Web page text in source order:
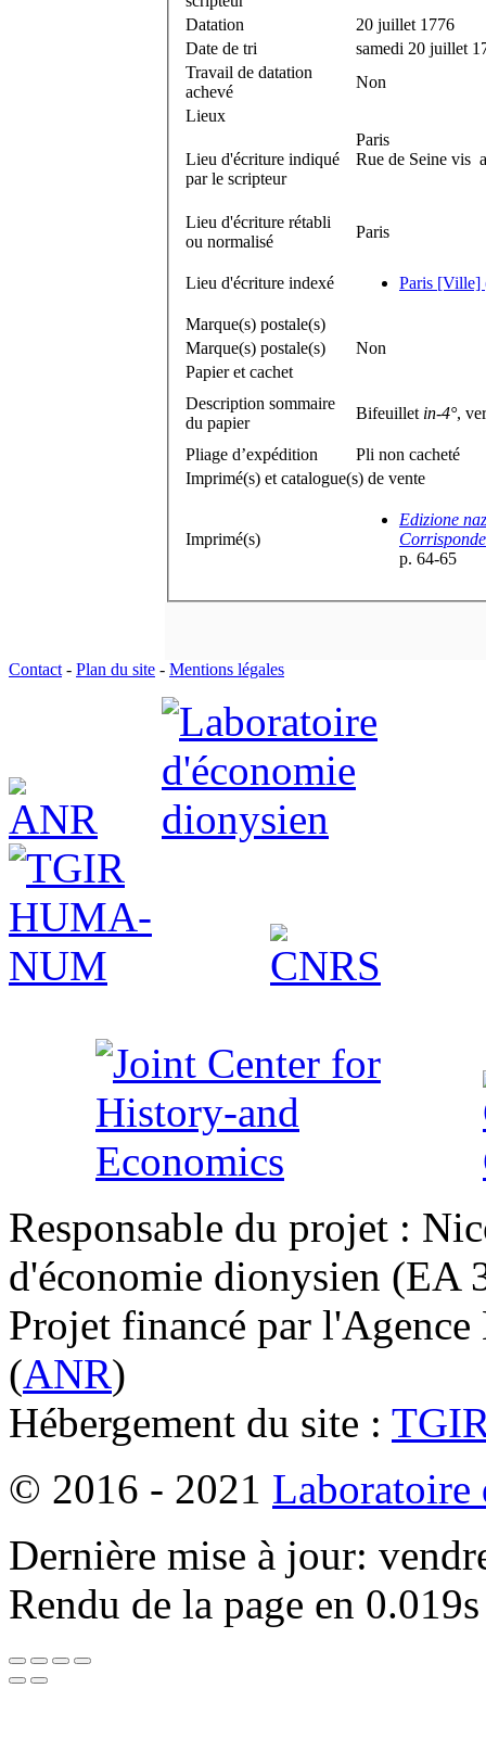
Datation
20 juillet 1776
Date de tri
samedi 20 juillet
Travail de datation
achevé
Non
Lieux
Lieu d'écriture indiqué
par le scripteur
Paris
Rue de Seine vis
Lieu d'écriture rétabli
ou normalisé
Paris
Lieu d'écriture indexé Paris [Ville]
Marque(s) postale(s)
Marque(s) postale(s)
Non
Papier et cachet
Description sommaire
du papier
Bifeuillet in-4°,
Pliage d’expédition
Pli non cacheté
Imprimé(s) et catalogue(s) de vente
Imprimé(s)
Edizione
p. 64-65
Contact - Plan du site - Mentions légales
Responsable du projet :
d'économie dionysien
Projet financé par l'Agence
(ANR)
Hébergement du site :
© 2016 - 2021 Laboratoire
Dernière mise à jour:
Rendu de la page en 0.019s